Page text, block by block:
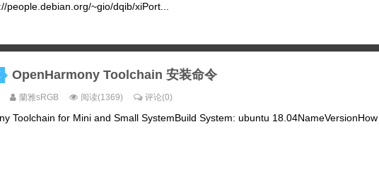
people.debian.org/~gio/dqib/xiPort...
OpenHarmony Toolchain 安装命令
蘭雅sRGB 阅读(1369) 评论(0)
Toolchain for Mini and Small SystemBuild System: ubuntu 18.04NameVersionHow